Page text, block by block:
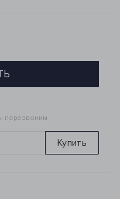
перезвоним
Купить